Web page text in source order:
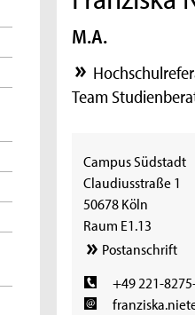
M.A.
Team
Campus Südstadt
Claudiusstraße 1
50678 Köln
Raum E1.13
Postanschrift
+49 221-